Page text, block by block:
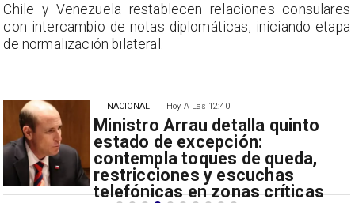
Hoy A Las 12:40
Ministro Arrau detalla quinto
estado de excepción:
contempla toques de queda,
restricciones y escuchas
telefónicas en zonas críticas
NACIONAL
Chile y Venezuela restablecen relaciones consulares
con intercambio de notas diplomáticas, iniciando etapa
de normalización bilateral.